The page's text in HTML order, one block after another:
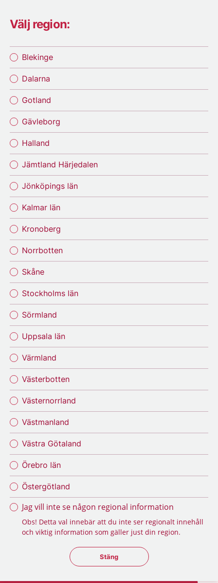
Välj region:
Blekinge
Dalarna
Gotland
Gävleborg
Halland
Jämtland Härjedalen
Jönköpings län
Kalmar län
Kronoberg
Norrbotten
Skåne
Stockholms län
Sörmland
Uppsala län
Värmland
Västerbotten
Västernorrland
Västmanland
Västra Götaland
Örebro län
Östergötland
Jag vill inte se någon regional information
Obs! Detta val innebär att du inte ser regionalt innehåll
och viktig information som gäller just din region.
Stäng regionsväljaren
Stäng